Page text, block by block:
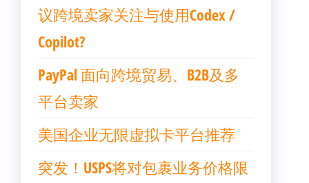
议跨境卖家关注与使用Codex /
Copilot?
PayPal 面向跨境贸易、B2B及多
平台卖家
美国企业无限虚拟卡平台推荐
突发！USPS将对包裹业务价格限